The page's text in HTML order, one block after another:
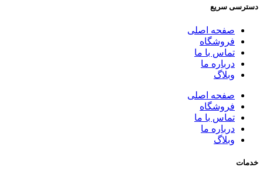
دسترسی سریع
صفحه اصلی
فروشگاه
تماس با ما
درباره ما
وبلاگ
صفحه اصلی
فروشگاه
تماس با ما
درباره ما
وبلاگ
خدمات